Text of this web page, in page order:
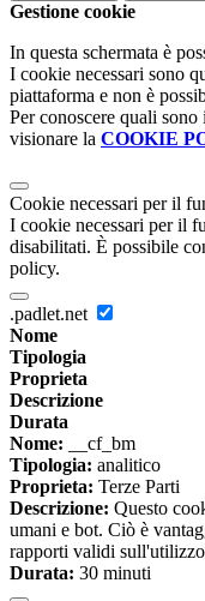
Gestione cookie
In questa schermata è
I cookie necessari sono
piattaforma e non è
Per conoscere quali
visionare la COOKIE
Cookie necessari per il
I cookie necessari per il
disabilitati. È possibile
policy.
.padlet.net
Nome
Tipologia
Proprieta
Descrizione
Durata
Nome: __cf_bm
Tipologia: analitico
Proprieta: Terze Parti
Descrizione: Questo
umani e bot. Ciò è
rapporti validi
Durata: 30 minuti